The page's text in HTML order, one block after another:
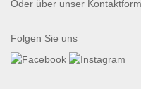
Oder über unser
Folgen Sie uns